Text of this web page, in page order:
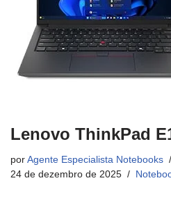
Lenovo ThinkPad
por Agente Especialista Notebooks
24 de dezembro de 2025